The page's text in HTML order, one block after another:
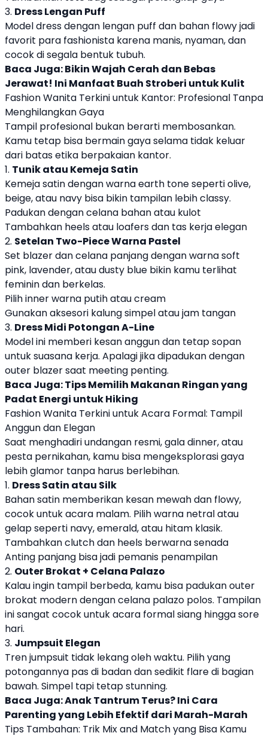
3. Dress Lengan Puff
Model dress dengan lengan puff dan bahan flowy jadi
favorit para fashionista karena manis, nyaman, dan
cocok di segala bentuk tubuh.
Baca Juga:Bikin Wajah Cerah dan Bebas
Jerawat! Ini Manfaat Buah Stroberi untuk Kulit
Fashion Wanita Terkini untuk Kantor: Profesional Tanpa
Menghilangkan Gaya
Tampil profesional bukan berarti membosankan.
Kamu tetap bisa bermain gaya selama tidak keluar
dari batas etika berpakaian kantor.
1. Tunik atau Kemeja Satin
Kemeja satin dengan warna earth tone seperti olive,
beige, atau navy bisa bikin tampilan lebih classy.
Padukan dengan celana bahan atau kulot
Tambahkan heels atau loafers dan tas kerja elegan
2. Setelan Two-Piece Warna Pastel
Set blazer dan celana panjang dengan warna soft
pink, lavender, atau dusty blue bikin kamu terlihat
feminin dan berkelas.
Pilih inner warna putih atau cream
Gunakan aksesori kalung simpel atau jam tangan
3. Dress Midi Potongan A-Line
Model ini memberi kesan anggun dan tetap sopan
untuk suasana kerja. Apalagi jika dipadukan dengan
outer blazer saat meeting penting.
Baca Juga:Tips Memilih Makanan Ringan yang
Padat Energi untuk Hiking
Fashion Wanita Terkini untuk Acara Formal: Tampil
Anggun dan Elegan
Saat menghadiri undangan resmi, gala dinner, atau
pesta pernikahan, kamu bisa mengeksplorasi gaya
lebih glamor tanpa harus berlebihan.
1. Dress Satin atau Silk
Bahan satin memberikan kesan mewah dan flowy,
cocok untuk acara malam. Pilih warna netral atau
gelap seperti navy, emerald, atau hitam klasik.
Tambahkan clutch dan heels berwarna senada
Anting panjang bisa jadi pemanis penampilan
2. Outer Brokat + Celana Palazo
Kalau ingin tampil berbeda, kamu bisa padukan outer
brokat modern dengan celana palazo polos. Tampilan
ini sangat cocok untuk acara formal siang hingga sore
hari.
3. Jumpsuit Elegan
Tren jumpsuit tidak lekang oleh waktu. Pilih yang
potongannya pas di badan dan sedikit flare di bagian
bawah. Simpel tapi tetap stunning.
Baca Juga:Anak Tantrum Terus? Ini Cara
Parenting yang Lebih Efektif dari Marah-Marah
Tips Tambahan: Trik Mix and Match yang Bisa Kamu